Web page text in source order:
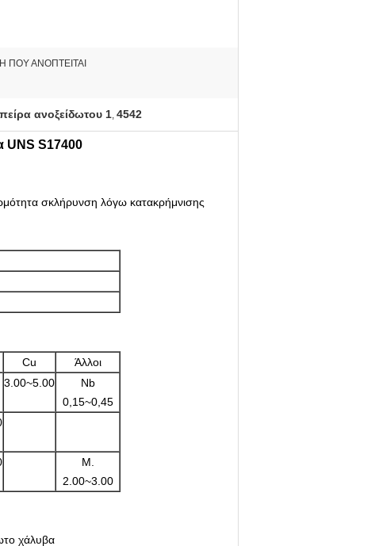
ΠΟΥ ΑΝΟΠΤΕΙΤΑΙ
ανοξείδωτου 1, 4542
UNS S17400
σκλήρυνση λόγω κατακρήμνισης
Cu
Άλλοι
3.00~5.00
Nb
0,15~0,45
Μ.
2.00~3.00
χάλυβα